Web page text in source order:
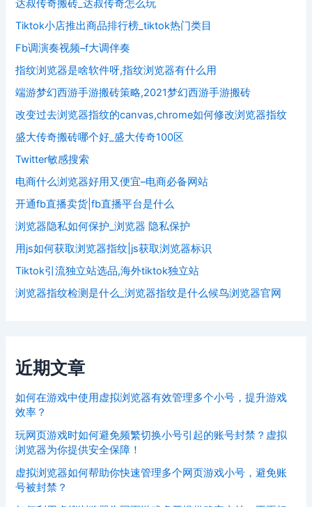
达叔传奇搬砖_达叔传奇怎么玩
Tiktok小店推出商品排行榜_tiktok热门类目
Fb调演奏视频–f大调伴奏
指纹浏览器是啥软件呀,指纹浏览器有什么用
端游梦幻西游手游搬砖策略,2021梦幻西游手游搬砖
改变过去浏览器指纹的canvas,chrome如何修改浏览器指纹
盛大传奇搬砖哪个好_盛大传奇100区
Twitter敏感搜索
电商什么浏览器好用又便宜–电商必备网站
开通fb直播卖货|fb直播平台是什么
浏览器隐私如何保护_浏览器 隐私保护
用js如何获取浏览器指纹|js获取浏览器标识
Tiktok引流独立站选品,海外tiktok独立站
浏览器指纹检测是什么_浏览器指纹是什么候鸟浏览器官网
近期文章
如何在游戏中使用虚拟浏览器有效管理多个小号，提升游戏
效率？
玩网页游戏时如何避免频繁切换小号引起的账号封禁？虚拟
浏览器为你提供安全保障！
虚拟浏览器如何帮助你快速管理多个网页游戏小号，避免账
号被封禁？